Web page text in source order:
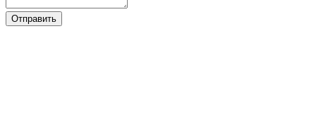
Отправить